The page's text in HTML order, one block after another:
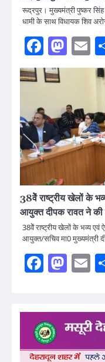
रूद्रपुर। मुख्यमंत्री पुष्कर सिंह
धामी के साथ विधायक शिव
38वेें राष्ट्रीय खेलों के
आयुक्त दीपक रावत ने
38वेें राष्ट्रीय खेलों के भव्य एवं
आयुक्त/सचिव मा0 मुख्यमंत्री